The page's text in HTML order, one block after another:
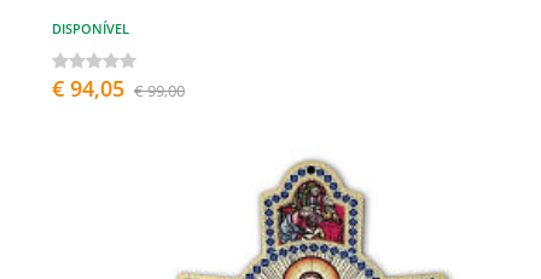
DISPONÍVEL
€ 94,05 € 99,00